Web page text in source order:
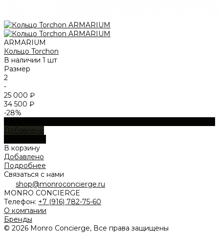
ARMARIUM
Кольцо Torchon
В наличии 1 шт
Размер
2
-
25 000 ₽
34 500 ₽
-28%
Добавлено
В корзину
Добавлено
Подробнее
Связаться с нами
shop@monroconcierge.ru
MONRO CONCIERGE
Телефон: +7 (916) 782-75-60
О компании
Бренды
© 2026 Monro Concierge, Все права защищены